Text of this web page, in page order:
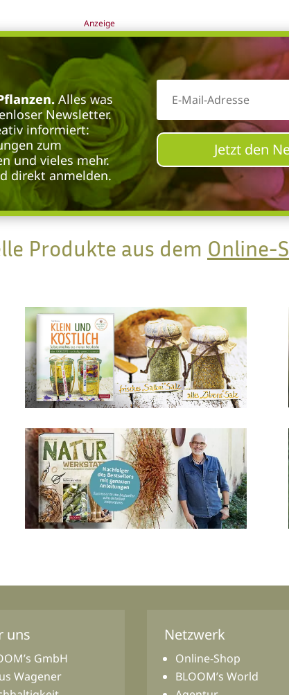
Anzeige
Alles was
Newsletter.
informiert:
zum
und vieles mehr.
direkt anmelden.
Jetzt den
Produkte aus dem Online-
uns
GmbH
Wagener
Netzwerk
Online-Shop
BLOOM’s World